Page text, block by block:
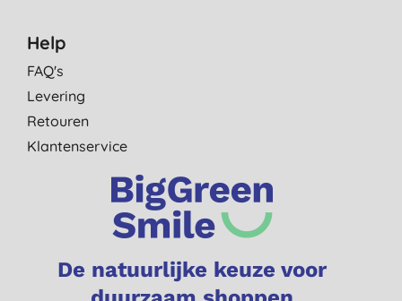
Help
FAQ's
Levering
Retouren
Klantenservice
De natuurlijke keuze voor